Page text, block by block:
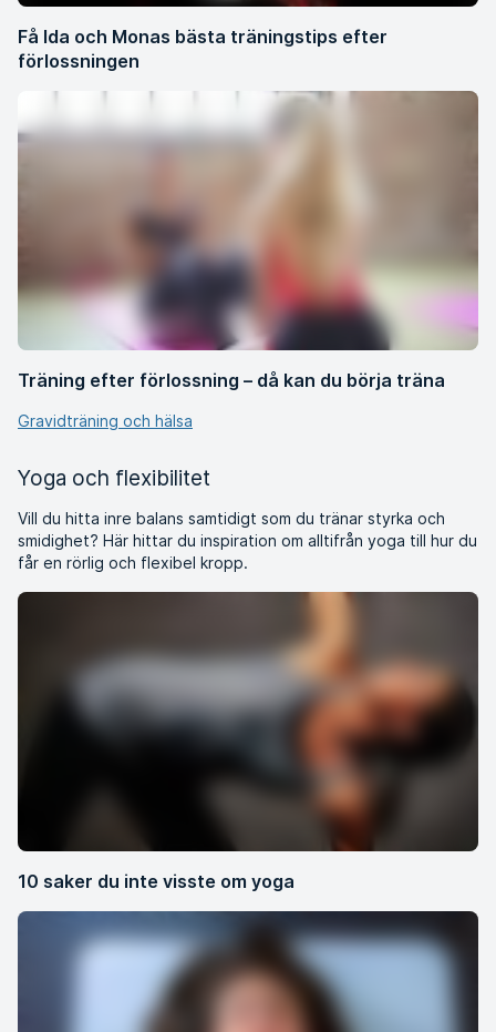
Få Ida och Monas bästa träningstips efter
förlossningen
Träning efter förlossning – då kan du börja träna
Gravidträning och hälsa
Yoga och flexibilitet
Vill du hitta inre balans samtidigt som du tränar styrka och
smidighet? Här hittar du inspiration om alltifrån yoga till hur du
får en rörlig och flexibel kropp.
10 saker du inte visste om yoga